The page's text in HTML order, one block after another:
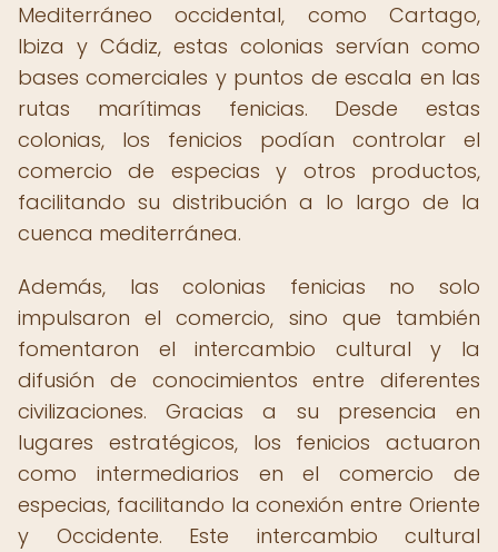
Mediterráneo occidental, como Cartago,
Ibiza y Cádiz, estas colonias servían como
bases comerciales y puntos de escala en las
rutas marítimas fenicias. Desde estas
colonias, los fenicios podían controlar el
comercio de especias y otros productos,
facilitando su distribución a lo largo de la
cuenca mediterránea.
Además, las colonias fenicias no solo
impulsaron el comercio, sino que también
fomentaron el intercambio cultural y la
difusión de conocimientos entre diferentes
civilizaciones. Gracias a su presencia en
lugares estratégicos, los fenicios actuaron
como intermediarios en el comercio de
especias, facilitando la conexión entre Oriente
y Occidente. Este intercambio cultural